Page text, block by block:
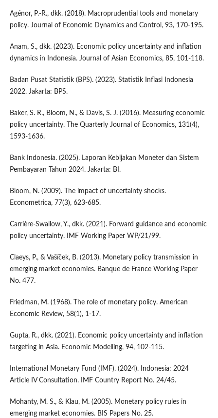
Agénor, P.-R., dkk. (2018). Macroprudential tools and monetary
policy. Journal of Economic Dynamics and Control, 93, 170-195.
Anam, S., dkk. (2023). Economic policy uncertainty and inflation
dynamics in Indonesia. Journal of Asian Economics, 85, 101-118.
Badan Pusat Statistik (BPS). (2023). Statistik Inflasi Indonesia
2022. Jakarta: BPS.
Baker, S. R., Bloom, N., & Davis, S. J. (2016). Measuring economic
policy uncertainty. The Quarterly Journal of Economics, 131(4),
1593-1636.
Bank Indonesia. (2025). Laporan Kebijakan Moneter dan Sistem
Pembayaran Tahun 2024. Jakarta: BI.
Bloom, N. (2009). The impact of uncertainty shocks.
Econometrica, 77(3), 623-685.
Carrière-Swallow, Y., dkk. (2021). Forward guidance and economic
policy uncertainty. IMF Working Paper WP/21/99.
Claeys, P., & Vašíček, B. (2013). Monetary policy transmission in
emerging market economies. Banque de France Working Paper
No. 477.
Friedman, M. (1968). The role of monetary policy. American
Economic Review, 58(1), 1-17.
Gupta, R., dkk. (2021). Economic policy uncertainty and inflation
targeting in Asia. Economic Modelling, 94, 102-115.
International Monetary Fund (IMF). (2024). Indonesia: 2024
Article IV Consultation. IMF Country Report No. 24/45.
Mohanty, M. S., & Klau, M. (2005). Monetary policy rules in
emerging market economies. BIS Papers No. 25.